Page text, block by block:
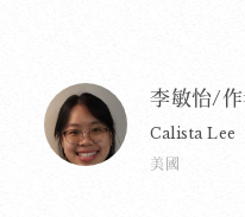
李敏怡/作
Calista Lee
美國